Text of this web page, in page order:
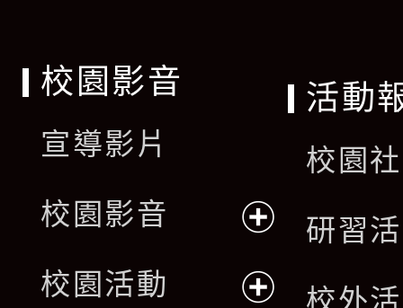
校園影音
宣導影片
校園影音
校園活動
活動
校園
研習
校外